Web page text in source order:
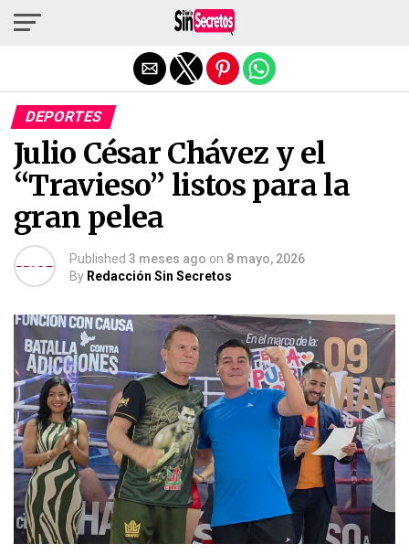
DEPORTES
Julio César Chávez y el
“Travieso” listos para la
gran pelea
Published 3 meses ago on 8 mayo, 2026
By Redacción Sin Secretos
Salir de la versión móvil